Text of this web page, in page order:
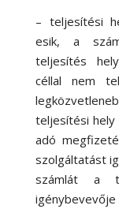
– teljesítési
esik, a
teljesítés
céllal nem
teljesítési hely
adó
szolgáltatást
számlát a
igénybevevője